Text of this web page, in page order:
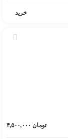
خرید
تومان